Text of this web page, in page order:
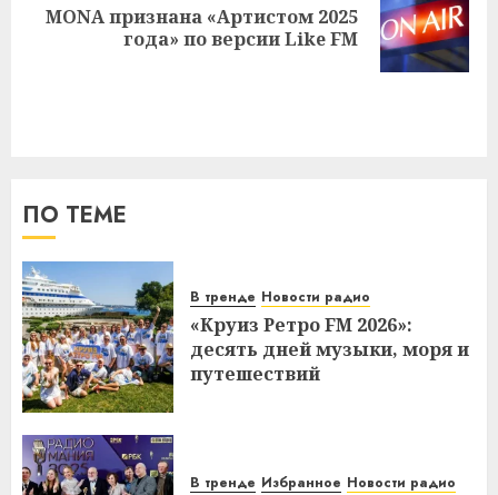
Следующая
MONA признана «Артистом 2025
года» по версии Like FM
ПО ТЕМЕ
В тренде Новости радио
«Круиз Ретро FM 2026»:
десять дней музыки, моря и
путешествий
В тренде Избранное Новости радио